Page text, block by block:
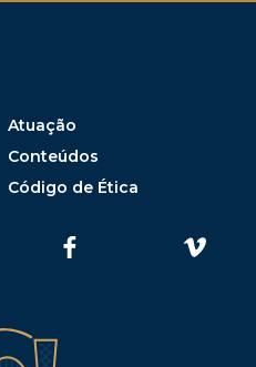
Atuação
Conteúdos
Código de Ética